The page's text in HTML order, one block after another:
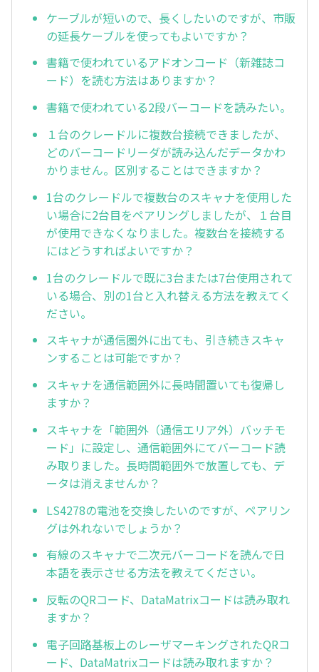
ケーブルが短いので、長くしたいのですが、市販
の延長ケーブルを使ってもよいですか？
書籍で使われているアドオンコード（新雑誌コ
ード）を読む方法はありますか？
書籍で使われている2段バーコードを読みたい。
１台のクレードルに複数台接続できましたが、
どのバーコードリーダが読み込んだデータかわ
かりません。区別することはできますか？
1台のクレードルで複数台のスキャナを使用した
い場合に2台目をペアリングしましたが、１台目
が使用できなくなりました。複数台を接続する
にはどうすればよいですか？
1台のクレードルで既に3台または7台使用されて
いる場合、別の1台と入れ替える方法を教えてく
ださい。
スキャナが通信圏外に出ても、引き続きスキャ
ンすることは可能ですか？
スキャナを通信範囲外に長時間置いても復帰し
ますか？
スキャナを「範囲外（通信エリア外）バッチモ
ード」に設定し、通信範囲外にてバーコード読
み取りました。長時間範囲外で放置しても、デ
ータは消えませんか？
LS4278の電池を交換したいのですが、ペアリン
グは外れないでしょうか？
有線のスキャナで二次元バーコードを読んで日
本語を表示させる方法を教えてください。
反転のQRコード、DataMatrixコードは読み取れ
ますか？
電子回路基板上のレーザマーキングされたQRコ
ード、DataMatrixコードは読み取れますか？